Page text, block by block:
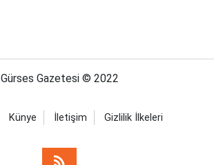
Gürses Gazetesi © 2022
Künye İletişim Gizlilik İlkeleri